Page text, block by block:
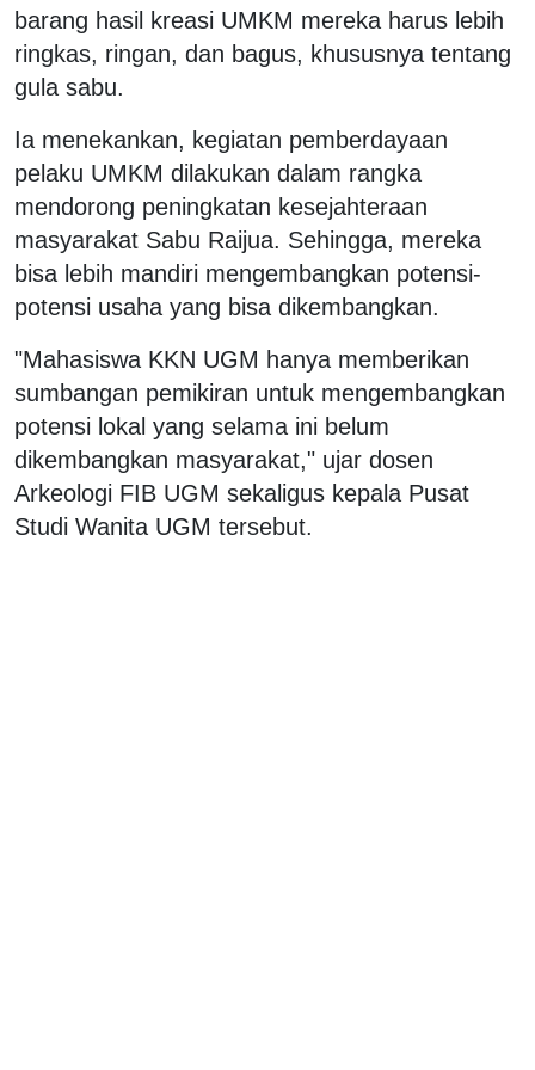
barang hasil kreasi UMKM mereka harus lebih
ringkas, ringan, dan bagus, khususnya tentang
gula sabu.
Ia menekankan, kegiatan pemberdayaan
pelaku UMKM dilakukan dalam rangka
mendorong peningkatan kesejahteraan
masyarakat Sabu Raijua. Sehingga, mereka
bisa lebih mandiri mengembangkan potensi-
potensi usaha yang bisa dikembangkan.
"Mahasiswa KKN UGM hanya memberikan
sumbangan pemikiran untuk mengembangkan
potensi lokal yang selama ini belum
dikembangkan masyarakat," ujar dosen
Arkeologi FIB UGM sekaligus kepala Pusat
Studi Wanita UGM tersebut.